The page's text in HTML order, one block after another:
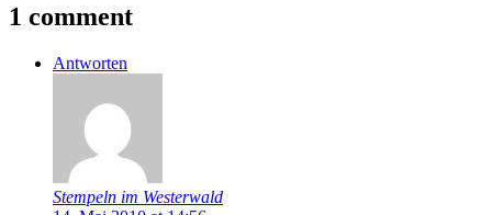
1 comment
Antworten
Stempeln im Westerwald